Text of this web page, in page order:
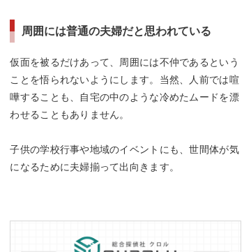
周囲には普通の夫婦だと思われている
仮面を被るだけあって、周囲には不仲であるという
ことを悟られないようにします。当然、人前では喧
嘩することも、自宅の中のような冷めたムードを漂
わせることもありません。
子供の学校行事や地域のイベントにも、世間体が気
になるために夫婦揃って出向きます。